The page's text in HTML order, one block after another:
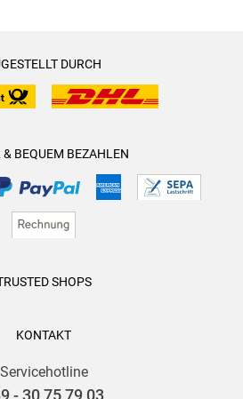
DURCH
& BEQUEM BEZAHLEN
SHOPS
KONTAKT
Servicehotline